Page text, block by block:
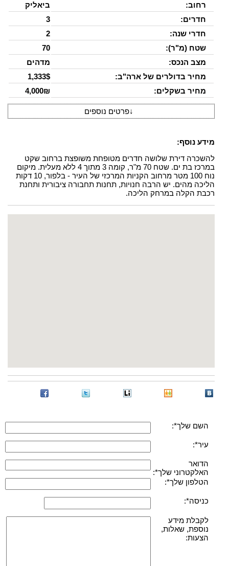
רחוב:
ביאליק
חדרים:
3
חדרי שנה:
2
שטח (מ"ר):
70
מצב הנכס:
מדהים
מחיר בדולרים של ארה"ב:
1,333$
מחיר בשקלים:
4,000₪
↓פרטים נוספים
מידע נוסף:
להשכרה דירת שלושה חדרים מטופחת משופצת ברחוב שקט
במרכז בת ים. שטח 70 מ"ר, קומה 3 מתוך 4 ללא מעלית. מיקום
נוח 100 מטר מרחוב הקניות המרכזי של העיר - בלפור, 10 דקות
הליכה מהים. יש הרבה חנויות, תחנות תחבורה ציבורית ותחנת
רכבת הקלה במרחק הליכה.
השם שלך*:
עיר*:
הדואר
האלקטרוני שלך*:
הטלפון שלך*:
כניסה*:
לקבלת מידע
נוספת, שאלות,
הצעות: